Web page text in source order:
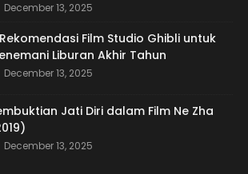
December 13, 2025
Film Studio Ghibli untuk
Liburan Akhir Tahun
December 13, 2025
Jati Diri dalam Film Ne Zha
December 13, 2025